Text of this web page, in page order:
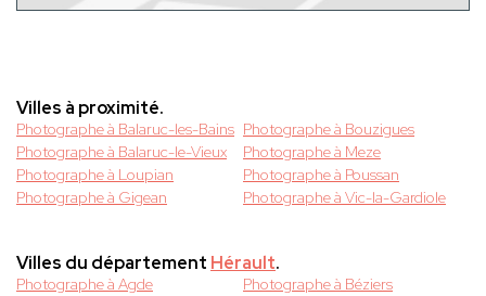
Villes à proximité.
Photographe à Balaruc-les-Bains Photographe à Bouzigues
Photographe à Balaruc-le-Vieux
Photographe à Meze
Photographe à Loupian
Photographe à Poussan
Photographe à Gigean
Photographe à Vic-la-Gardiole
Villes du département Hérault.
Photographe à Agde
Photographe à Béziers